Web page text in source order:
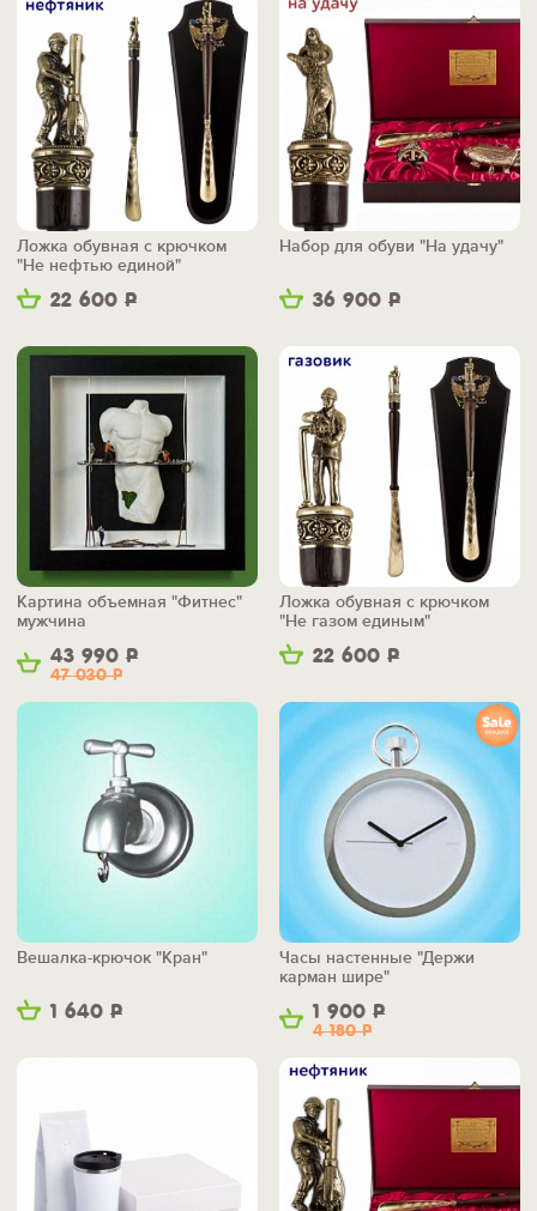
22 600 Р
Ложка обувная с крючком
"Не нефтью единой"
36 900 Р
Набор для обуви "На удачу"
43 990 Р
47 030Р
Картина объемная "Фитнес"
мужчина
22 600 Р
Ложка обувная с крючком
"Не газом единым"
1 640 Р
Вешалка-крючок "Кран"
1 900 Р
4 180Р
Часы настенные "Держи
карман шире"